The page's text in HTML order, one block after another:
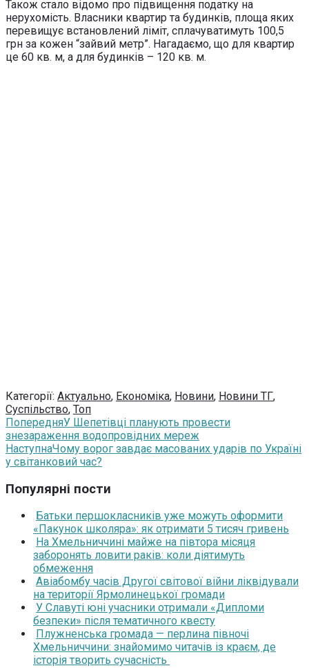
Також стало відомо про підвищення податку на
нерухомість. Власники квартир та будинків, площа яких
перевищує встановлений ліміт, сплачуватимуть 100,5
грн за кожен “зайвий метр”. Нагадаємо, що для квартир
це 60 кв. м, а для будинків – 120 кв. м.
Категорії: Актуально, Економіка, Новини, Новини ТГ,
Суспільство, Топ
ПопередняУ Шепетівці планують провести
знезараження водопровідних мереж
НаступнаЧому ворог завдає масованих ударів по Україні
у світанковий час?
Популярні пости
Батьки першокласників уже можуть оформити
«Пакунок школяра»: як отримати 5 тисяч гривень
На Хмельниччині майже на півтора місяця
заборонять ловити раків: коли діятимуть
обмеження
Авіабомбу часів Другої світової війни ліквідували
на території Ярмолинецької громади
У Славуті юні учасники отримали «Дипломи
безпеки» після тематичного квесту
Плужненська громада — перлина півночі
Хмельниччини: знайомимо читачів із краєм, де
історія творить сучасність